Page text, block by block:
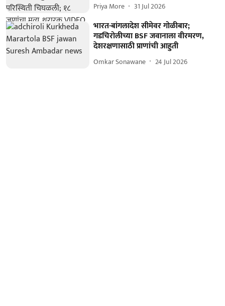
Priya More 31 Jul 2026
भारत-बांगलादेश सीमेवर गोळीबार;
गडचिरोलीच्या BSF जवानाला वीरमरण,
देशरक्षणासाठी प्राणांची आहुती
Omkar Sonawane 24 Jul 2026